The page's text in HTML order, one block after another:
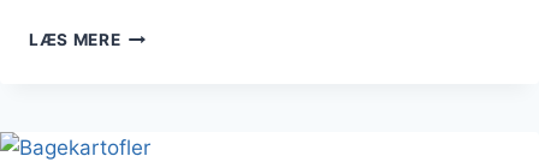
LÆS MEREBAGEKARTOFLER